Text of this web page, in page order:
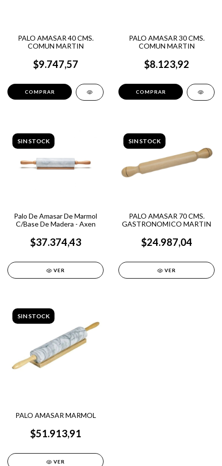
PALO AMASAR 40 CMS.
COMUN MARTIN
$9.747,57
PALO AMASAR 30 CMS.
COMUN MARTIN
$8.123,92
SIN STOCK
Palo De Amasar De Marmol
C/Base De Madera - Axen
$37.374,43
VER
SIN STOCK
PALO AMASAR 70 CMS.
GASTRONOMICO MARTIN
$24.987,04
VER
SIN STOCK
PALO AMASAR MARMOL
$51.913,91
VER